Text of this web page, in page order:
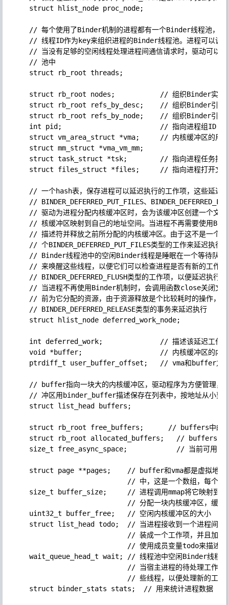
    struct hlist_node proc_node;
// 每个使用了Binder机制的进程都有一个Binder线程池，
// 线程ID作为key来组织进程的Binder线程池。进程可以调
// 当没有足够的空闲线程处理进程间通信请求时，驱动可以
    // 池中
    struct rb_root threads;
struct rb_root nodes;           // 组织Binder实体
struct rb_root refs_by_desc;    // 组织Binder引用
struct rb_root refs_by_node;    // 组织Binder引用
    int pid;                        // 指向进程组ID
struct vm_area_struct *vma;     // 内核缓冲区的用户
    struct mm_struct *vma_vm_mm;
struct task_struct *tsk;        // 指向进程任务控
struct files_struct *files;     // 指向进程打开文件
// 一个hash表，保存进程可以延迟执行的工作项，这些延迟
// BINDER_DEFERRED_PUT_FILES、
// 驱动为进程分配内核缓冲区时，会为该缓冲区创建一个文
// 核缓冲区映射到自己的地址空间。当进程不再需要使用
// 描述符并释放之前所分配的内核缓冲区。由于这不是一个
    // 个BINDER_DEFERRED_PUT_FILES类型的工作来延迟执行；
// Binder线程池中的空闲Binder线程是睡眠在一个等待队列
// 来唤醒这些线程，以便它们可以检查进程是否有新的工作
// BINDER_DEFERRED_FLUSH类型的工作项，以便延迟执行唤
// 当进程不再使用Binder机制时，会调用函数close关闭文
// 前为它分配的资源，由于资源释放是个比较耗时的操作，
    // BINDER_DEFERRED_RELEASE类型的事务来延迟执行
    struct hlist_node deferred_work_node;
int deferred_work;              // 描述该延迟工作项
void *buffer;                   // 内核缓冲区的内核
ptrdiff_t user_buffer_offset;   // vma和buffer之
// buffer指向一块大的内核缓冲区，驱动程序为方便管理，
// 冲区用binder_buffer描述保存在列表中，按地址从小到
    struct list_head buffers;
struct rb_root free_buffers;      // buffers中的小
struct rb_root allocated_buffers;   // buffers中的
size_t free_async_space;            // 当前可用的保
struct page **pages;    // buffer和vma都是虚拟地址
// 中，这是一个数组，每个元
size_t buffer_size;     // 进程调用mmap将它映射到进
// 分配一块内核缓冲区，缓冲
    uint32_t buffer_free;   // 空闲内核缓冲区的大小
struct list_head todo;  // 当进程接收到一个进程间通
// 装成一个工作项，并且加入
                            // 使用成员变量todo来描述。
wait_queue_head_t wait; // 线程池中空闲Binder线程会
// 当宿主进程的待处理工作项
// 些线程，以便处理新的工作
    struct binder_stats stats;  // 用来统计进程数据